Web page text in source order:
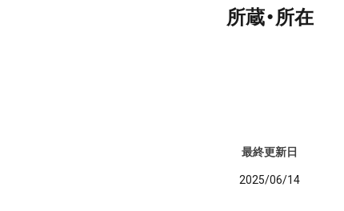
所蔵・所在
最終更新日
2025/06/14